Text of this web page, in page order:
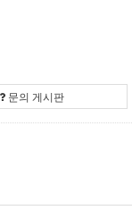
문의 게시판